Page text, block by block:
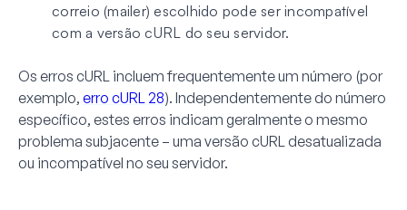
correio (mailer) escolhido pode ser incompatível
com a versão cURL do seu servidor.
Os erros cURL incluem frequentemente um número (por
exemplo, erro cURL 28). Independentemente do número
específico, estes erros indicam geralmente o mesmo
problema subjacente – uma versão cURL desatualizada
ou incompatível no seu servidor.